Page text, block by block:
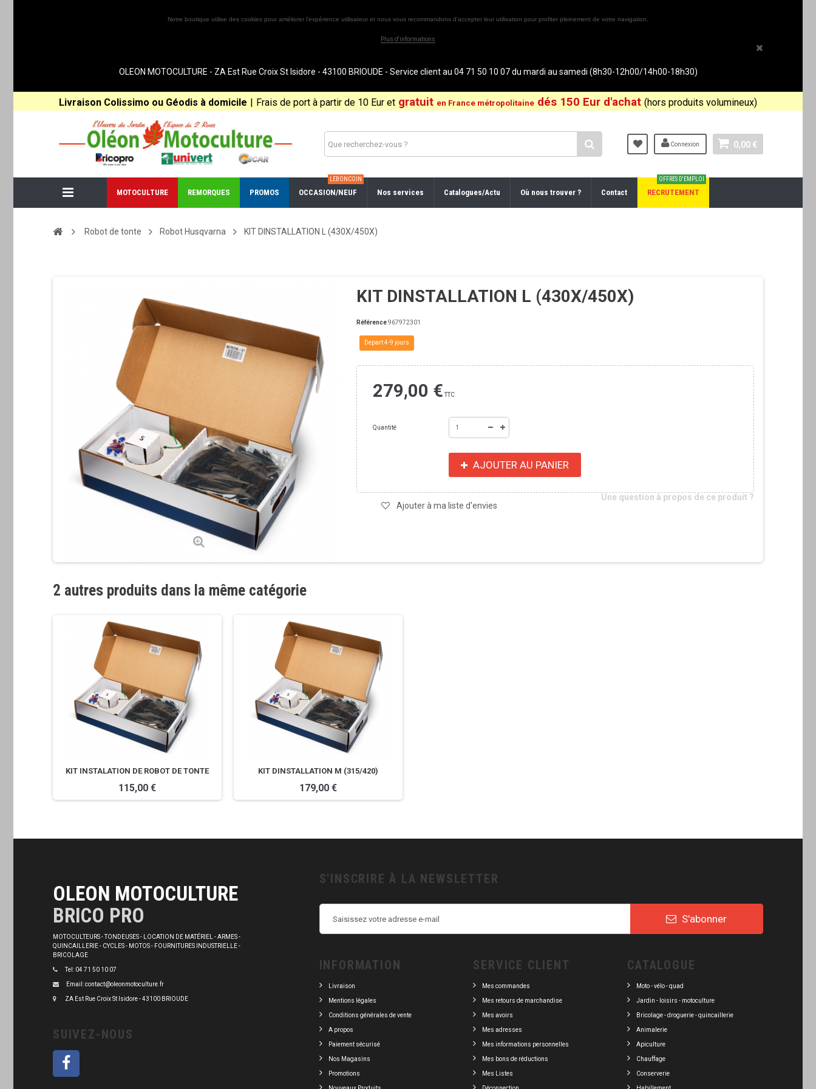
Notre boutique utilise des cookies pour améliorer l'expérience utilisateur et nous vous recommandons d'accepter leur utilisation pour profiter pleinement de votre navigation.
Plus d'informations
OLEON MOTOCULTURE - ZA Est Rue Croix St Isidore - 43100 BRIOUDE - Service client au 04 71 50 10 07 du mardi au samedi (8h30-12h00/14h00-18h30)
Livraison Colissimo ou Géodis à domicile | Frais de port à partir de 10 Eur et gratuit en France métropolitaine dés 150 Eur d'achat (hors produits volumineux)
0,00 €
Connexion
MOTOCULTURE REMORQUES PROMOS OCCASION/NEUF
LEBONCOIN
Nos services Catalogues/Actu Où nous trouver ? Contact RECRUTEMENT
OFFRES D'EMPLOI
Robot de tonte Robot Husqvarna KIT DINSTALLATION L (430X/450X)
KIT DINSTALLATION L (430X/450X)
Référence967972301
Depart 4-9 jours
279,00 €TTC
Quantité
AJOUTER AU PANIER
Ajouter à ma liste d'envies
Une question à propos de ce produit ?
2 autres produits dans la même catégorie
KIT INSTALATION DE ROBOT DE TONTE
115,00 €
KIT DINSTALLATION M (315/420)
179,00 €
OLEON MOTOCULTURE
BRICO PRO
MOTOCULTEURS - TONDEUSES - LOCATION DE MATÉRIEL - ARMES -
QUINCAILLERIE - CYCLES - MOTOS - FOURNITURES INDUSTRIELLE -
BRICOLAGE
Tel: 04 71 50 10 07
Email: contact@oleonmotoculture.fr
ZA Est Rue Croix St Isidore - 43100 BRIOUDE
SUIVEZ-NOUS
S'INSCRIRE À LA NEWSLETTER
S'abonner
INFORMATION
Livraison
Mentions légales
Conditions générales de vente
A propos
Paiement sécurisé
Nos Magasins
Promotions
SERVICE CLIENT
Mes commandes
Mes retours de marchandise
Mes avoirs
Mes adresses
Mes informations personnelles
Mes bons de réductions
Mes Listes
CATALOGUE
Moto - vélo - quad
Jardin - loisirs - motoculture
Bricolage - droguerie - quincaillerie
Animalerie
Apiculture
Chauffage
Conserverie